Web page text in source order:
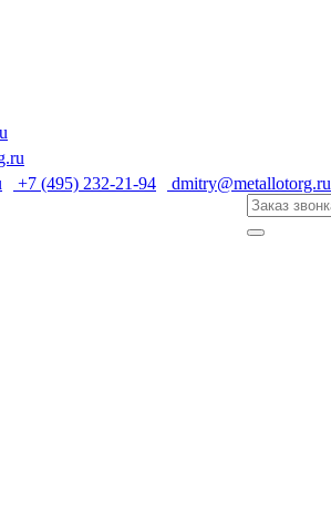
+7 (495) 232-21-94 dmitry@metallotorg.ru